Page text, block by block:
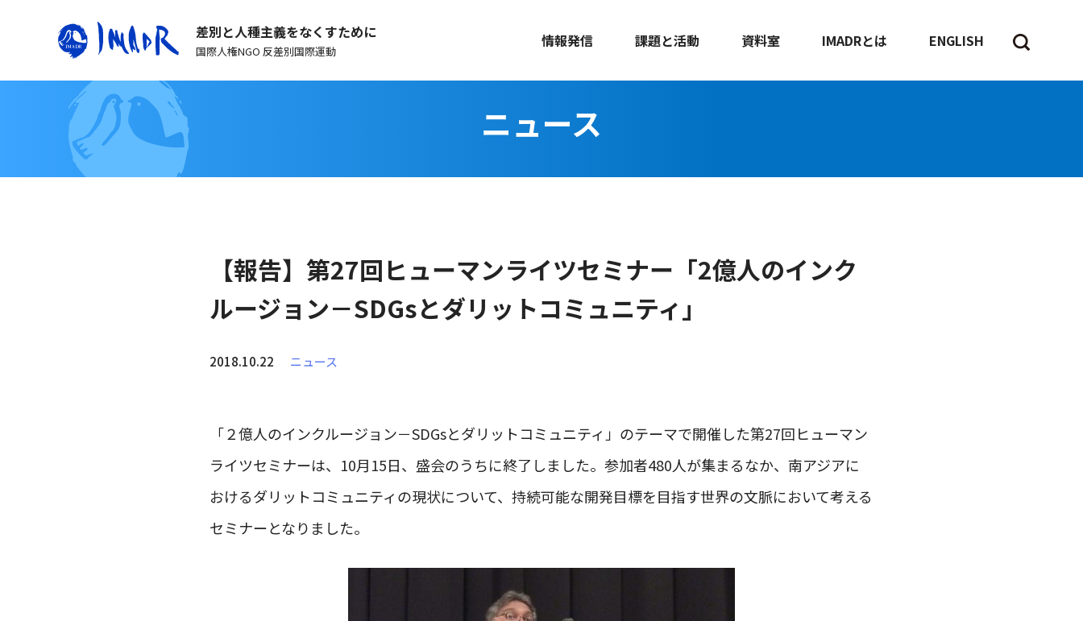
差別と人種主義をなくすために
国際人権NGO 反差別国際運動
情報発信 課題と活動 資料室 IMADRとは ENGLISH
ニュース
【報告】第27回ヒューマンライツセミナー「2億人のインク
ルージョン－SDGsとダリットコミュニティ」
2018.10.22 ニュース
「２億人のインクルージョン－SDGsとダリットコミュニティ」のテーマで開催した第27回ヒューマン
ライツセミナーは、10月15日、盛会のうちに終了しました。参加者480人が集まるなか、南アジアに
おけるダリットコミュニティの現状について、持続可能な開発目標を目指す世界の文脈において考える
セミナーとなりました。